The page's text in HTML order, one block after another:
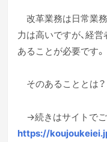
改革業務は日常業
力は高いですが、経
あることが必要です。
そのあることとは？
→続きはサイトでご
https://